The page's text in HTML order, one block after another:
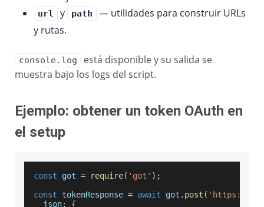
url y path
— utilidades para construir URLs
y rutas.
console.log
está disponible y su salida se
muestra bajo los logs del script.
Ejemplo: obtener un token OAuth en
el setup
const got = require( 'got' ) ;
const tokenResponse = await got . post ( 'https://
json:
{